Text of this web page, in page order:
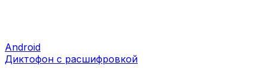
Android
Диктофон с расшифровкой